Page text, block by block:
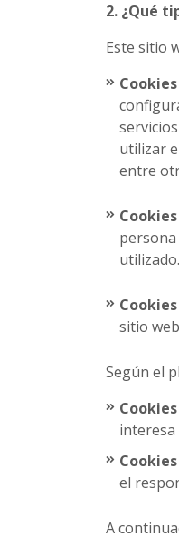
2. ¿Qué
Este sitio
utilizar
entre
utilizado.
sitio
Según el
interesa
el
A